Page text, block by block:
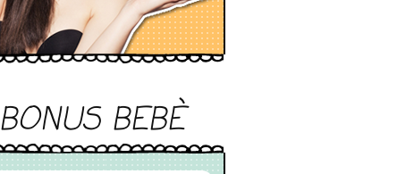
BONUS BEBÈ